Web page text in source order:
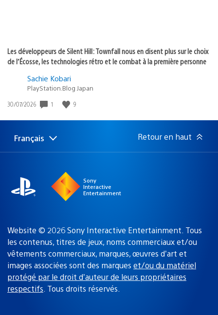
Les développeurs de Silent Hill: Townfall nous en disent plus sur le choix
de l’Écosse, les technologies rétro et le combat à la première personne
Sachie Kobari
PlayStation.Blog Japan
Date
publication
30/07/2026 1 9
Choisir
une
Région
actuelle
Français Retour en haut
Sony
Interactive
Entertainment
Website © 2026 Sony Interactive Entertainment. Tous
les contenus, titres de jeux, noms commerciaux et/ou
vêtements commerciaux, marques, œuvres d’art et
images associées sont des marques et/ou du matériel
protégé par le droit d’auteur de leurs propriétaires
respectifs. Tous droits réservés.